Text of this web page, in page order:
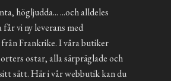
högljudda... ...och alldeles
får vi ny leverans med
Frankrike. I våra butiker
ostar, alla särpräglade och
sätt. Här i vår webbutik kan du